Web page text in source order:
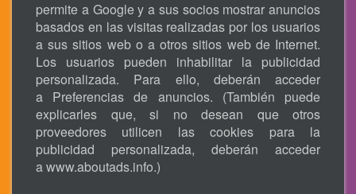
permite a Google y a sus socios mostrar anuncios
basados en las visitas realizadas por los usuarios
a sus sitios web o a otros sitios web de Internet.
Los usuarios pueden inhabilitar la publicidad
personalizada. Para ello, deberán acceder
a Preferencias de anuncios. (También puede
explicarles que, si no desean que otros
proveedores utilicen las cookies para la
publicidad personalizada, deberán acceder
a www.aboutads.info.)